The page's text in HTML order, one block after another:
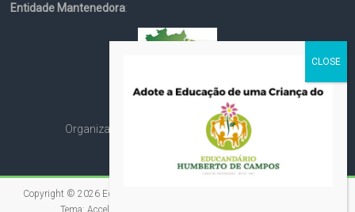
Entidade Mantenedora:
Organização Social Cristã Espírita André Luiz
Copyright © 2026 Educandário Humberto de Campos
Tema:Accelerate